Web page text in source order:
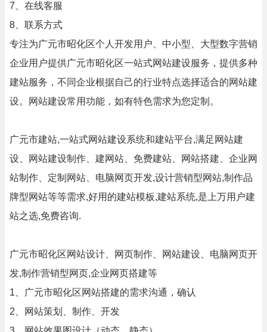
7、在线客服
8、联系方式
专注为广元市昭化区个人开发用户、中小型、大型数字营销
企业用户提供广元市昭化区一站式网站建设服务，提供多种
建站服务，不同企业根据自己的行业特点选择适合的网站建
设。网站建设常用功能，如有特色需求为您定制。
广元市建站,一站式网站建设系统和建站平台,满足网站建
设、网站建设制作、建网站、免费建站、网站搭建、企业网
站制作、定制网站、电脑网页开发,设计营销型网站,制作品
牌型网站等等需求,好用的建站模板,建站系统,是上万用户建
站之选,免费咨询.
广元市昭化区网站设计、网页制作、网站建设、电脑网页开
发,制作营销型网页,企业网页搭建等
1、广元市昭化区网站搭建的需求沟通，确认
2、网站策划、制作、开发